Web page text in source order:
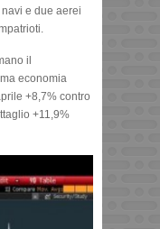
e due aerei
il
economia
+8,7% contro
+11,9%